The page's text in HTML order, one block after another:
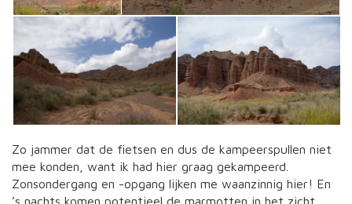
Zo jammer dat de fietsen en dus de kampeerspullen niet
mee konden, want ik had hier graag gekampeerd.
Zonsondergang en -opgang lijken me waanzinnig hier! En
’s nachts komen potentieel de marmotten in het zicht.